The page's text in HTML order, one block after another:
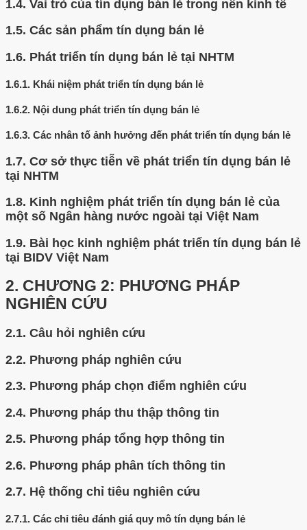
1.4. Vai trò của tín dụng bán lẻ trong nền kinh tế
1.5. Các sản phẩm tín dụng bán lẻ
1.6. Phát triển tín dụng bán lẻ tại NHTM
1.6.1. Khái niệm phát triển tín dụng bán lẻ
1.6.2. Nội dung phát triển tín dụng bán lẻ
1.6.3. Các nhân tố ảnh hưởng đến phát triển tín dụng bán lẻ
1.7. Cơ sở thực tiễn về phát triển tín dụng bán lẻ
tại NHTM
1.8. Kinh nghiệm phát triển tín dụng bán lẻ của
một số Ngân hàng nước ngoài tại Việt Nam
1.9. Bài học kinh nghiệm phát triển tín dụng bán lẻ
tại BIDV Việt Nam
2. CHƯƠNG 2: PHƯƠNG PHÁP
NGHIÊN CỨU
2.1. Câu hỏi nghiên cứu
2.2. Phương pháp nghiên cứu
2.3. Phương pháp chọn điểm nghiên cứu
2.4. Phương pháp thu thập thông tin
2.5. Phương pháp tổng hợp thông tin
2.6. Phương pháp phân tích thông tin
2.7. Hệ thống chỉ tiêu nghiên cứu
2.7.1. Các chỉ tiêu đánh giá quy mô tín dụng bán lẻ